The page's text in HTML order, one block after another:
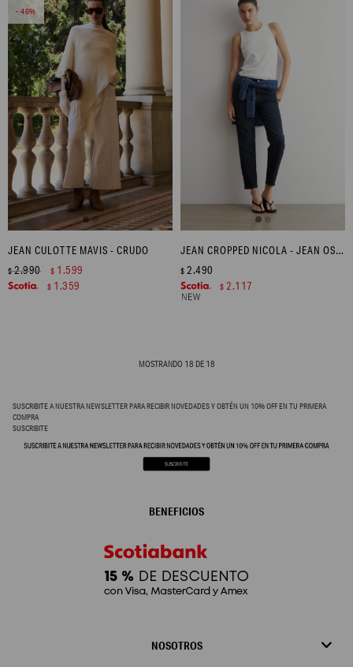
46
JEAN CULOTTE MAVIS - CRUDO
$2.990 $ 1.599
$ 1.359
JEAN CROPPED NICOLA - JEAN OSCURO
$ 2.490
$ 2.117
MOSTRANDO 18 DE 18
SUSCRIBITE A NUESTRA NEWSLETTER PARA RECIBIR NOVEDADES Y OBTÉN UN 10% OFF EN TU PRIMERA
COMPRA
SUSCRIBITE
NOSOTROS
BENEFICIOS